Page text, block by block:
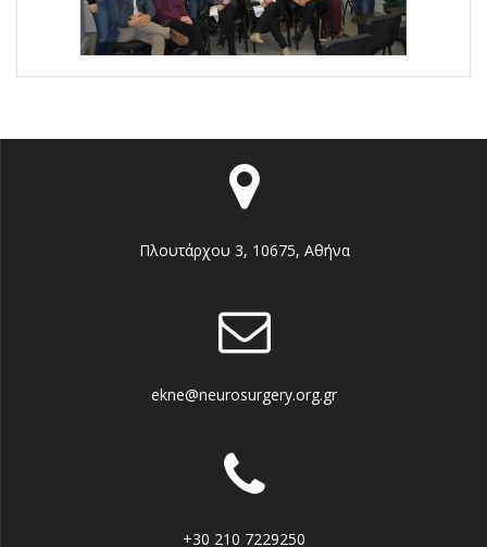
Πλουτάρχου 3, 10675, Αθήνα
ekne@neurosurgery.org.gr
+30 210 7229250